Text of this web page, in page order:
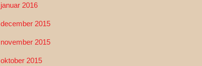
januar 2016
december 2015
november 2015
oktober 2015